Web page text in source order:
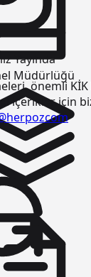
Yayında
önemli
içerikler için
Müdürlüğü